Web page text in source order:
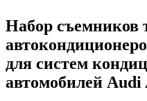
Набор съемников
для систем
автомобилей Audi